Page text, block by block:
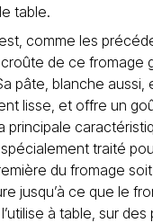
table.
comme les
croûte de ce fromage
pâte, blanche aussi,
lisse, et offre un
principale
traité
du fromage
jusqu’à ce que le
à table, sur